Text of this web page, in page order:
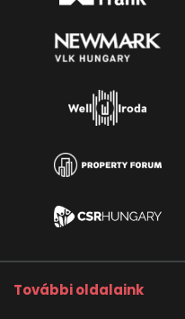
További oldalaink